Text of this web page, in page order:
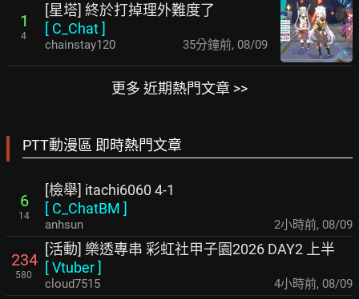
1
4
[星塔] 終於打掉理外難度了
[ C_Chat]
chainstay120 35分鐘前, 08/09
更多 近期熱門文章 >>
PTT動漫區 即時熱門文章
6
14
[檢舉] itachi6060 4-1
[ C_ChatBM ]
anhsun 2小時前, 08/09
234
580
[活動] 樂透專串 彩虹社甲子園2026 DAY2 上半
[Vtuber]
cloud7515 4小時前, 08/09